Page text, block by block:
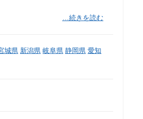
…続きを読む
城県 新潟県 岐阜県 静岡県 愛知